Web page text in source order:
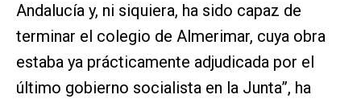
Andalucía y, ni siquiera, ha sido capaz de
terminar el colegio de Almerimar, cuya obra
estaba ya prácticamente adjudicada por el
último gobierno socialista en la Junta”, ha